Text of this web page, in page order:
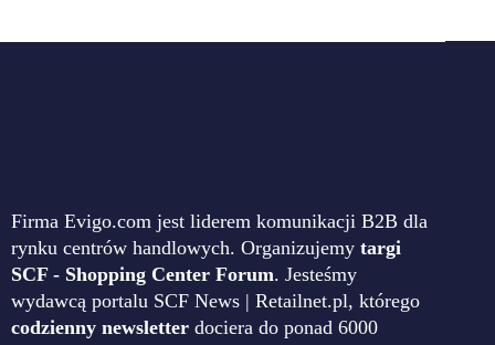
Firma Evigo.com jest liderem komunikacji B2B dla
rynku centrów handlowych. Organizujemy targi
SCF - Shopping Center Forum. Jesteśmy
wydawcą portalu SCF News | Retailnet.pl, którego
codzienny newsletter dociera do ponad 6000